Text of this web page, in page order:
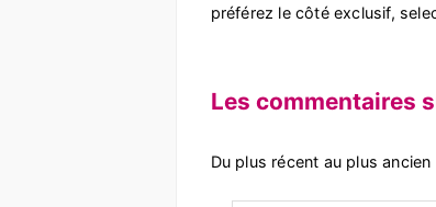
préférez le côté exclusif,
Les commentaires
Du plus récent au plus ancien